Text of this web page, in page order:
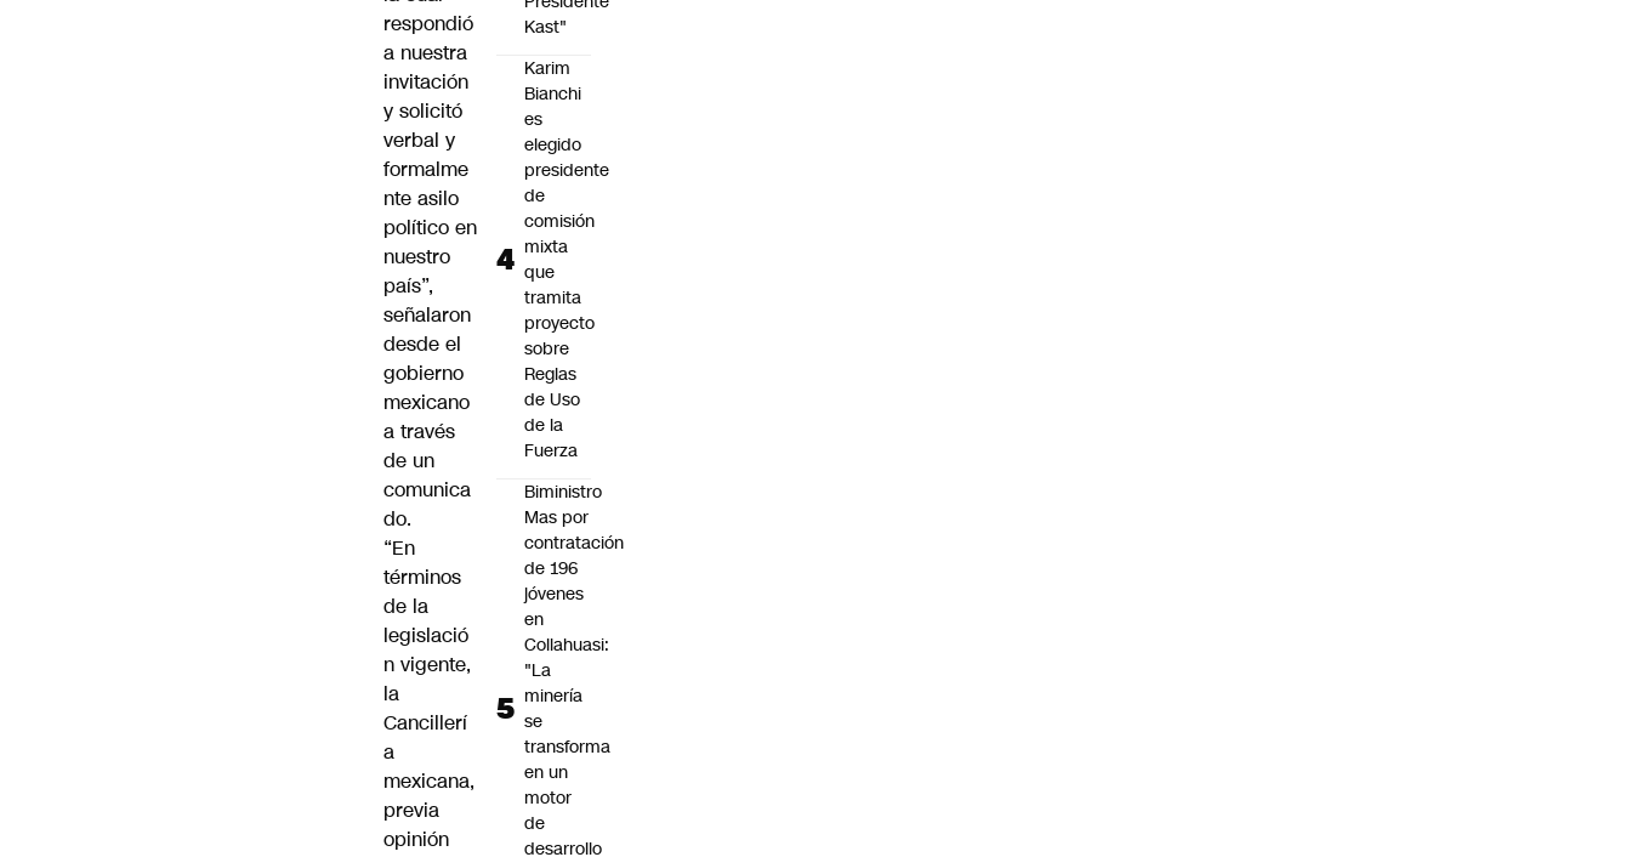
respondió
a nuestra
invitación
y solicitó
verbal y
formalme
nte asilo
político en
nuestro
país”,
señalaron
desde el
gobierno
mexicano
a través
de un
comunica
do.
“En
términos
de la
legislació
n vigente,
la
Cancillerí
a
mexicana,
previa
opinión
Kast"
Karim
Bianchi
es
elegido
presidente
de
comisión
mixta
que
tramita
proyecto
sobre
Reglas
de Uso
de la
Fuerza
Biministro
Mas por
contratación
de 196
jóvenes
en
Collahuasi:
"La
minería
se
transforma
en un
motor
de
desarrollo